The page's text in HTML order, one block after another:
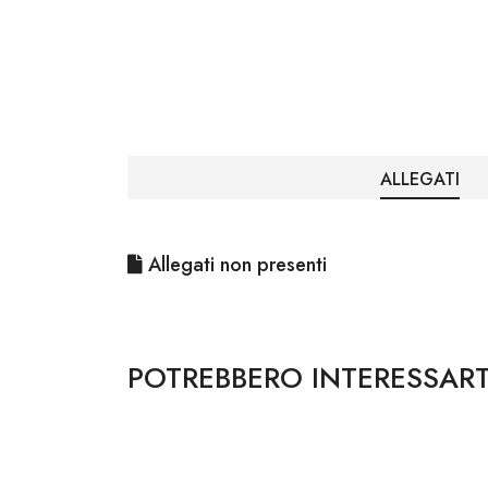
ALLEGATI
Allegati non presenti
POTREBBERO